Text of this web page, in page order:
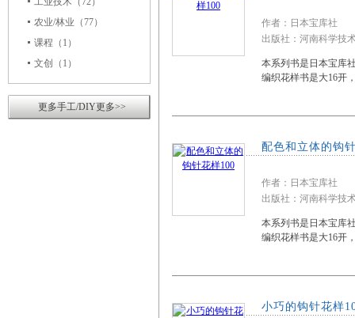
农业/林业 （77）
课程 （1）
文创
（1）
更多手工/DIY更多>>
作者：日本宝库社
出版社：河南科学
本系列书是日本宝库
编织花样书是大16开
配色和立体的钩
作者：日本宝库社
出版社：河南科学
本系列书是日本宝库
编织花样书是大16开
小巧的钩针花样